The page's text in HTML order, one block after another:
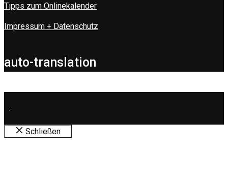
Tipps zum Onlinekalender
Impressum + Datenschutz
auto-translation
.
Schließen